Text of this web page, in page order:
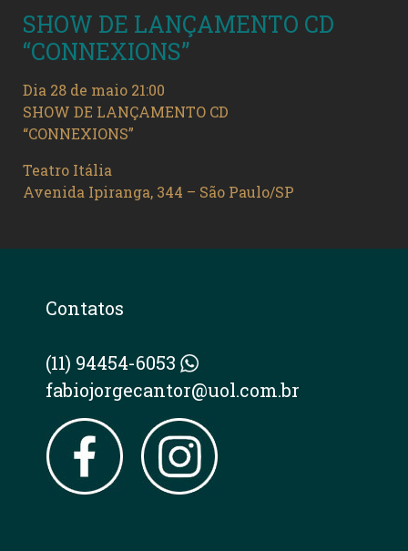
SHOW DE LANÇAMENTO CD
“CONNEXIONS”
Dia 28 de maio 21:00
SHOW DE LANÇAMENTO CD
“CONNEXIONS”
Teatro Itália
Avenida Ipiranga, 344 – São Paulo/SP
Contatos
(11) 94454-6053
fabiojorgecantor@uol.com.br